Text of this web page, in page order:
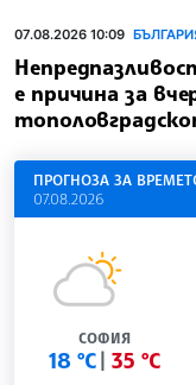
07.08.2026 10:09
е причина за
ПРОГНОЗА ЗА
07.08.2026
СОФИЯ
18 °C 35 °C